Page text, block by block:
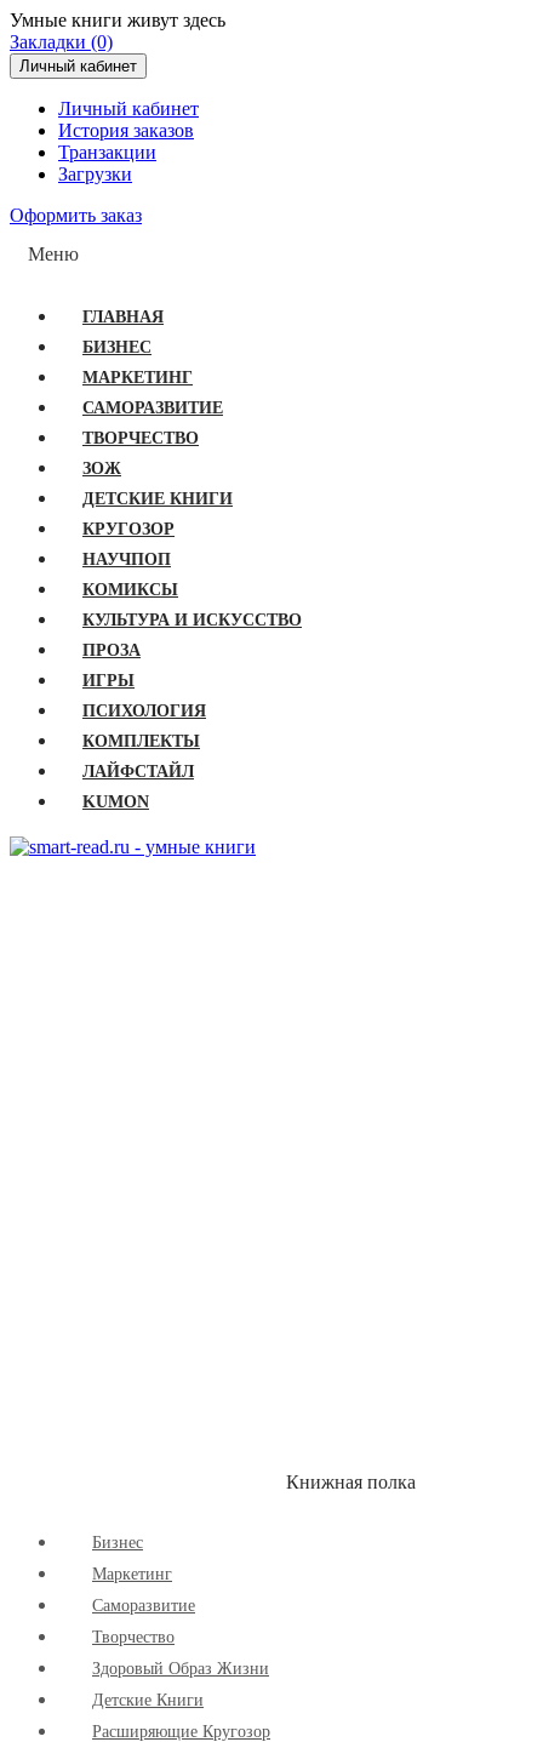
Умные книги живут здесь
Закладки (0)
Личный кабинет
Личный кабинет
История заказов
Транзакции
Загрузки
Оформить заказ
Меню
ГЛАВНАЯ
БИЗНЕС
МАРКЕТИНГ
САМОРАЗВИТИЕ
ТВОРЧЕСТВО
ЗОЖ
ДЕТСКИЕ КНИГИ
КРУГОЗОР
НАУЧПОП
КОМИКСЫ
КУЛЬТУРА И ИСКУССТВО
ПРОЗА
ИГРЫ
ПСИХОЛОГИЯ
КОМПЛЕКТЫ
ЛАЙФСТАЙЛ
KUMON
Книжная полка
Бизнес
Маркетинг
Cаморазвитие
Творчество
Здоровый Образ Жизни
Детские Книги
Расширяющие Кругозор